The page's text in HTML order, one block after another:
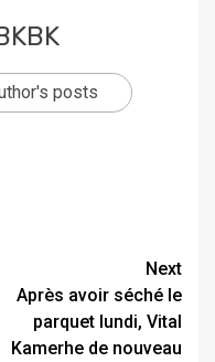
posts
Next
Après avoir séché le
parquet lundi, Vital
Kamerhe de nouveau